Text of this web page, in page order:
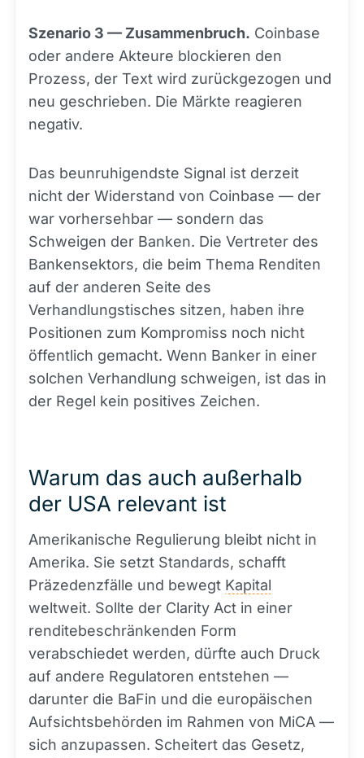
Szenario 3 — Zusammenbruch. Coinbase
oder andere Akteure blockieren den
Prozess, der Text wird zurückgezogen und
neu geschrieben. Die Märkte reagieren
negativ.
Das beunruhigendste Signal ist derzeit
nicht der Widerstand von Coinbase — der
war vorhersehbar — sondern das
Schweigen der Banken. Die Vertreter des
Bankensektors, die beim Thema Renditen
auf der anderen Seite des
Verhandlungstisches sitzen, haben ihre
Positionen zum Kompromiss noch nicht
öffentlich gemacht. Wenn Banker in einer
solchen Verhandlung schweigen, ist das in
der Regel kein positives Zeichen.
Warum das auch außerhalb
der USA relevant ist
Amerikanische Regulierung bleibt nicht in
Amerika. Sie setzt Standards, schafft
Präzedenzfälle und bewegt Kapital
weltweit. Sollte der Clarity Act in einer
renditebeschränkenden Form
verabschiedet werden, dürfte auch Druck
auf andere Regulatoren entstehen —
darunter die BaFin und die europäischen
Aufsichtsbehörden im Rahmen von MiCA —
sich anzupassen. Scheitert das Gesetz,